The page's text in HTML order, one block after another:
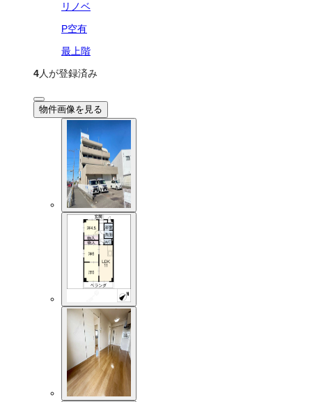
リノベ
P空有
最上階
4人が登録済み
物件画像を見る